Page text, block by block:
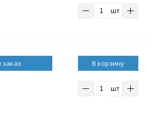
шт
В корзину
шт